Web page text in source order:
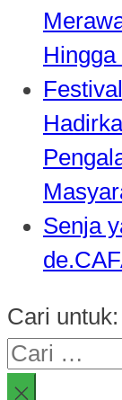
Senja
Cari untuk: